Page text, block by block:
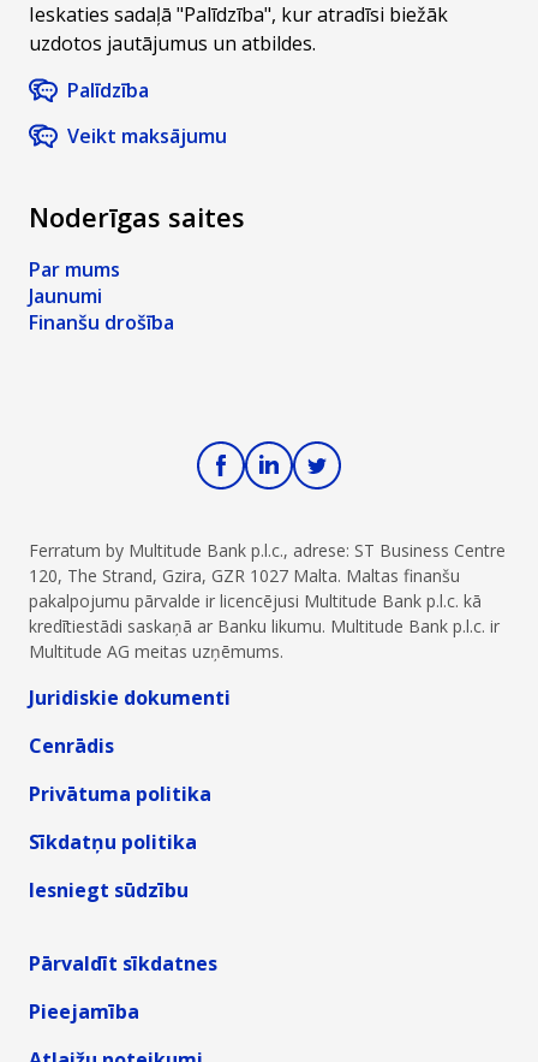
Ieskaties sadaļā "Palīdzība", kur atradīsi biežāk
uzdotos jautājumus un atbildes.
Palīdzība
Veikt maksājumu
Noderīgas saites
Par mums
Jaunumi
Finanšu drošība
Ferratum by Multitude Bank p.l.c., adrese: ST Business Centre
120, The Strand, Gzira, GZR 1027 Malta. Maltas finanšu
pakalpojumu pārvalde ir licencējusi Multitude Bank p.l.c. kā
kredītiestādi saskaņā ar Banku likumu. Multitude Bank p.l.c. ir
Multitude AG meitas uzņēmums.
Juridiskie dokumenti
Cenrādis
Privātuma politika
Sīkdatņu politika
Iesniegt sūdzību
Pārvaldīt sīkdatnes
Pieejamība